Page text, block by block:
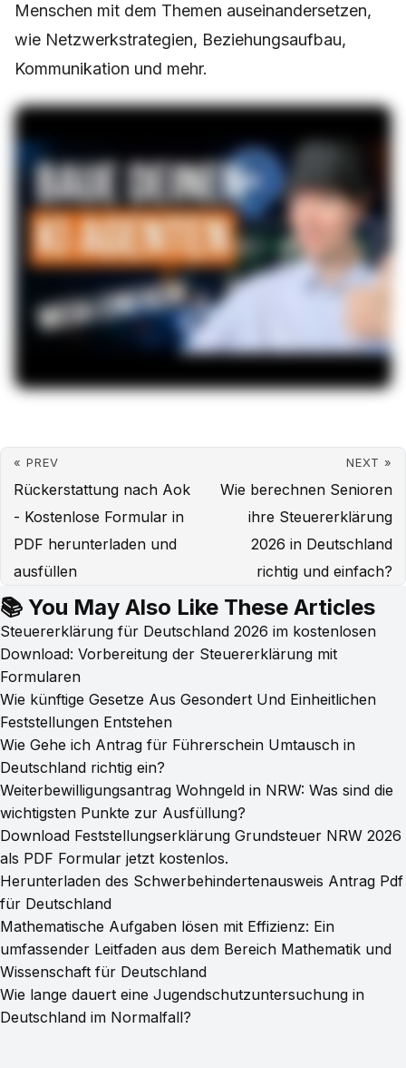
Menschen mit dem Themen auseinandersetzen,
wie Netzwerkstrategien, Beziehungsaufbau,
Kommunikation und mehr.
« PREV
Rückerstattung nach Aok
- Kostenlose Formular in
PDF herunterladen und
ausfüllen
NEXT »
Wie berechnen Senioren
ihre Steuererklärung
2026 in Deutschland
richtig und einfach?
📚 You May Also Like These Articles
Steuererklärung für Deutschland 2026 im kostenlosen
Download: Vorbereitung der Steuererklärung mit
Formularen
Wie künftige Gesetze Aus Gesondert Und Einheitlichen
Feststellungen Entstehen
Wie Gehe ich Antrag für Führerschein Umtausch in
Deutschland richtig ein?
Weiterbewilligungsantrag Wohngeld in NRW: Was sind die
wichtigsten Punkte zur Ausfüllung?
Download Feststellungserklärung Grundsteuer NRW 2026
als PDF Formular jetzt kostenlos.
Herunterladen des Schwerbehindertenausweis Antrag Pdf
für Deutschland
Mathematische Aufgaben lösen mit Effizienz: Ein
umfassender Leitfaden aus dem Bereich Mathematik und
Wissenschaft für Deutschland
Wie lange dauert eine Jugendschutzuntersuchung in
Deutschland im Normalfall?